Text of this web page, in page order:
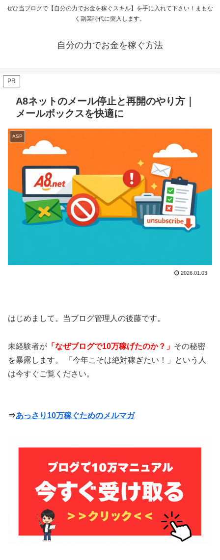
ぜひ当ブログで【自分の力でお金を稼ぐスキル】を手に入れて下さい！まもな
く副業時代に突入します。
自分の力でお金を稼ぐ方法
PR
A8ネットのメール停止と再開のやり方｜
メールボックスを快適に
ASP
2026.01.03
はじめまして。当ブログ管理人の後藤です。
未経験者が 「なぜブログで10万稼げたのか？」 その秘密
を暴露します。 「今年こそは絶対稼ぎたい！」という人
は今すぐご覧ください。
⇒あっさり10万稼ぐためのメルマガ